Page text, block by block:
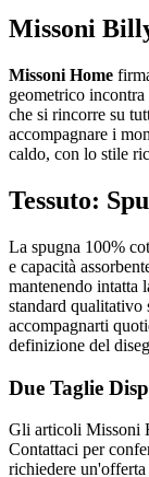
Missoni
Missoni Home
geometrico
che si rincorre su
accompagnare i
caldo, con lo stile
Tessuto:
La spugna 100%
e capacità
mantenendo intatta
standard qualitativo
accompagnarti
definizione del
Due Taglie
Gli articoli Missoni
Contattaci per
richiedere